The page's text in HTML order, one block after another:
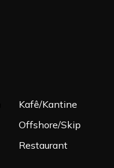
Kafê/Kantine
Offshore/Skip
Restaurant